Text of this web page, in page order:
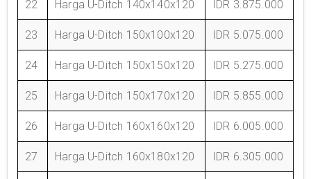
22 Harga U-Ditch 140x140x120 IDR 3.875.000
23 Harga U-Ditch 150x100x120 IDR 5.075.000
24 Harga U-Ditch 150x150x120 IDR 5.275.000
25 Harga U-Ditch 150x170x120 IDR 5.855.000
26 Harga U-Ditch 160x160x120 IDR 6.005.000
27 Harga U-Ditch 160x180x120 IDR 6.305.000